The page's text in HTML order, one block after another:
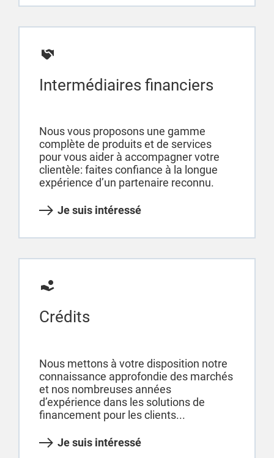
Intermédiaires financiers
Nous vous proposons une gamme
complète de produits et de services
pour vous aider à accompagner votre
clientèle: faites confiance à la longue
expérience d’un partenaire reconnu.
Je suis intéressé
Crédits
Nous mettons à votre disposition notre
connaissance approfondie des marchés
et nos nombreuses années
d’expérience dans les solutions de
financement pour les clients...
Je suis intéressé